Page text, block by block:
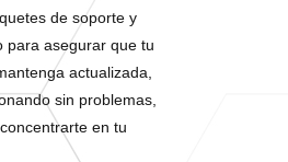
de soporte y
para asegurar que tu
actualizada,
sin problemas,
en tu